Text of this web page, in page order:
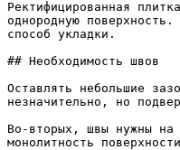
Ректифицированная
однородную
способ укладки.
## Необходимость швов
Оставлять небольшие
незначительно, но
Во-вторых, швы нужны на
монолитность